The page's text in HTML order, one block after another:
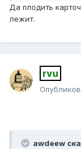
Да плодить
лежит.
rvu
awdeew